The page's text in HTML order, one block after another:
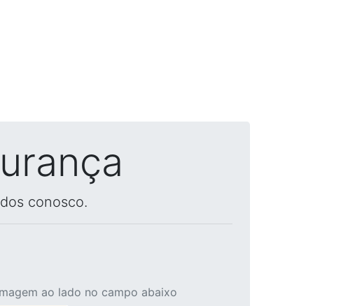
conosco.
ao lado no campo abaixo